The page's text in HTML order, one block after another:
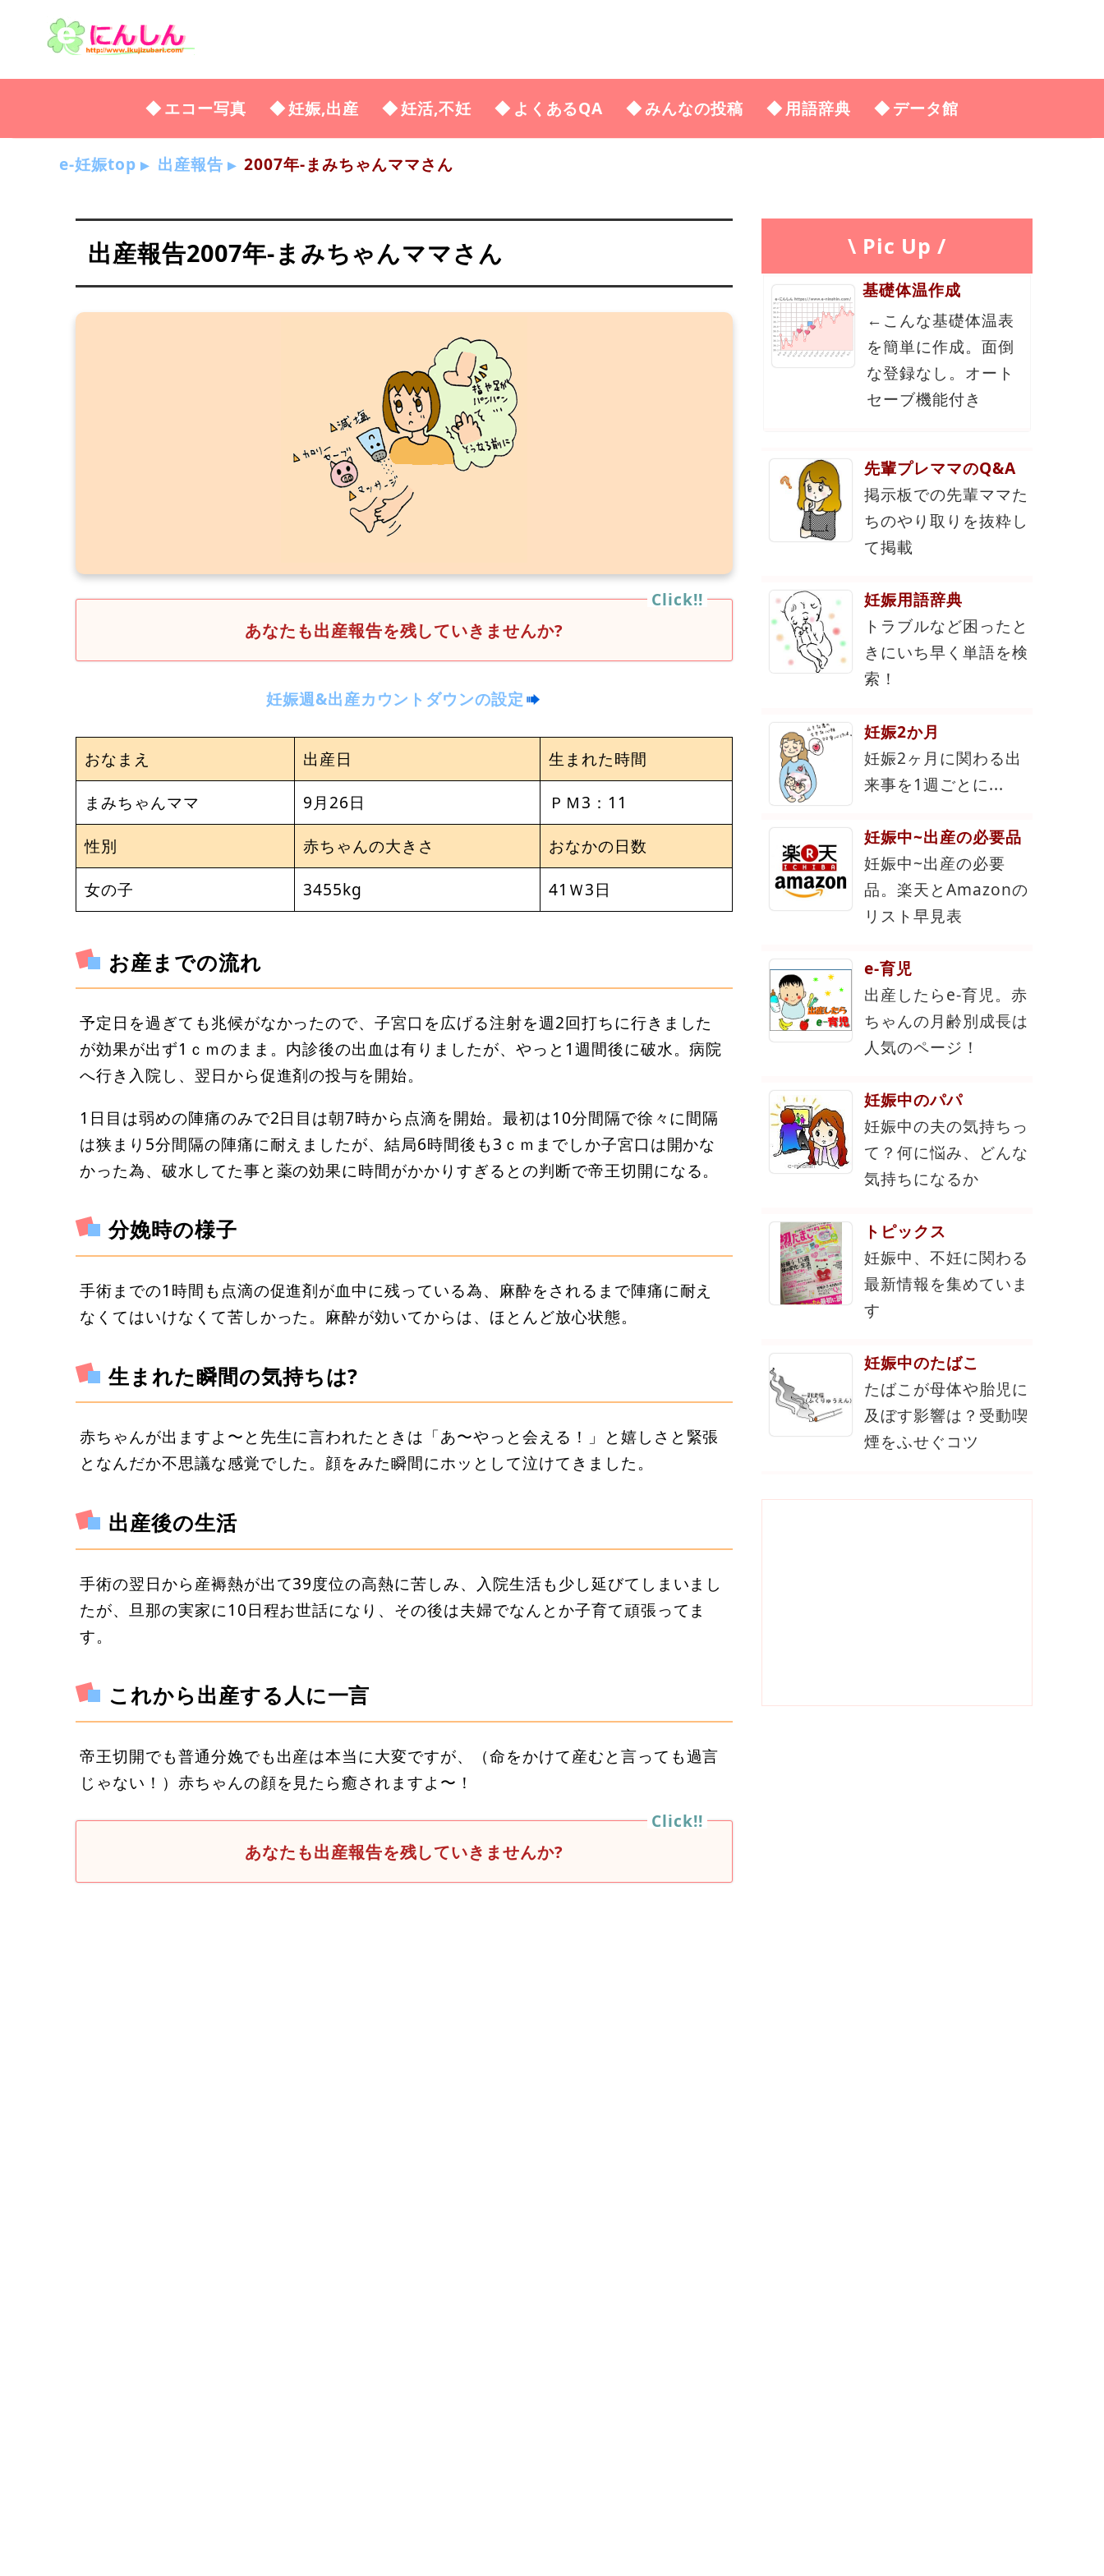
エコー写真 妊娠,出産 妊活,不妊 よくあるQA みんなの投稿 用語辞典 データ館
e-妊娠top 出産報告 2007年-まみちゃんママさん
出産報告2007年-まみちゃんママさん
あなたも出産報告を残していきませんか?
妊娠週&出産カウントダウンの設定
おなまえ 出産日
生まれた時間
まみちゃんママ
9月26日
ＰＭ3：11
性別
赤ちゃんの大きさ
おなかの日数
女の子
3455kg 41Ｗ3日
お産までの流れ
予定日を過ぎても兆候がなかったので、子宮口を広げる注射を週2回打ちに行きました
が効果が出ず1ｃｍのまま。内診後の出血は有りましたが、やっと1週間後に破水。病院
へ行き入院し、翌日から促進剤の投与を開始。
1日目は弱めの陣痛のみで2日目は朝7時から点滴を開始。最初は10分間隔で徐々に間隔
は狭まり5分間隔の陣痛に耐えましたが、結局6時間後も3ｃｍまでしか子宮口は開かな
かった為、破水してた事と薬の効果に時間がかかりすぎるとの判断で帝王切開になる。
分娩時の様子
手術までの1時間も点滴の促進剤が血中に残っている為、麻酔をされるまで陣痛に耐え
なくてはいけなくて苦しかった。麻酔が効いてからは、ほとんど放心状態。
生まれた瞬間の気持ちは?
赤ちゃんが出ますよ〜と先生に言われたときは「あ〜やっと会える！」と嬉しさと緊張
となんだか不思議な感覚でした。顔をみた瞬間にホッとして泣けてきました。
出産後の生活
手術の翌日から産褥熱が出て39度位の高熱に苦しみ、入院生活も少し延びてしまいまし
たが、旦那の実家に10日程お世話になり、その後は夫婦でなんとか子育て頑張ってま
す。
これから出産する人に一言
帝王切開でも普通分娩でも出産は本当に大変ですが、（命をかけて産むと言っても過言
じゃない！）赤ちゃんの顔を見たら癒されますよ〜！
あなたも出産報告を残していきませんか?
\ Pic Up /
基礎体温作成
←こんな基礎体温表
を簡単に作成。面倒
な登録なし。オート
セーブ機能付き
先輩プレママのQ&A
掲示板での先輩ママた
ちのやり取りを抜粋し
て掲載
妊娠用語辞典
トラブルなど困ったと
きにいち早く単語を検
索！
妊娠2か月
妊娠2ヶ月に関わる出
来事を1週ごとに...
妊娠中~出産の必要品
妊娠中~出産の必要
品。楽天とAmazonの
リスト早見表
e-育児
出産したらe-育児。赤
ちゃんの月齢別成長は
人気のページ！
妊娠中のパパ
妊娠中の夫の気持ちっ
て？何に悩み、どんな
気持ちになるか
トピックス
妊娠中、不妊に関わる
最新情報を集めていま
す
妊娠中のたばこ
たばこが母体や胎児に
及ぼす影響は？受動喫
煙をふせぐコツ